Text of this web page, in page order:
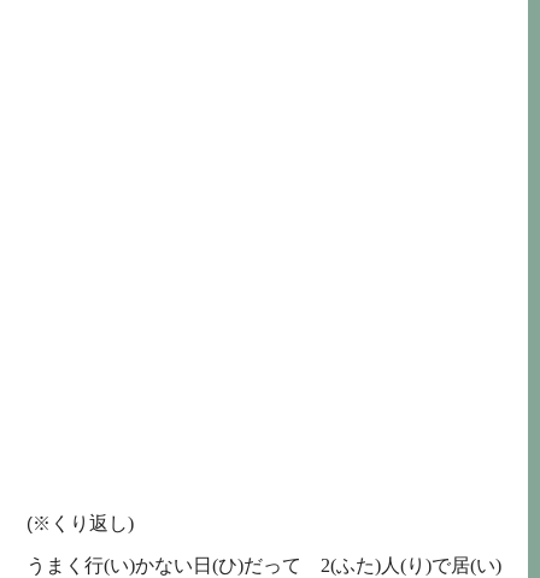
(※ くり返し)
うまく行(い)かない 日(ひ)だって 2(ふた)人(り)で居(い)